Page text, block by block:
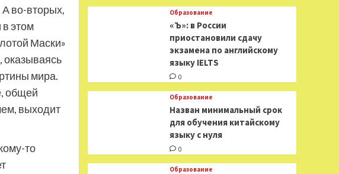
А во-вторых,
в этом
Маски»
оказываясь
мира.
общей
выходит
то
Образование
«Ъ»: в России
приостановили сдачу
экзамена по английскому
языку IELTS
0
Образование
Назван минимальный срок
для обучения китайскому
языку с нуля
0
Образование